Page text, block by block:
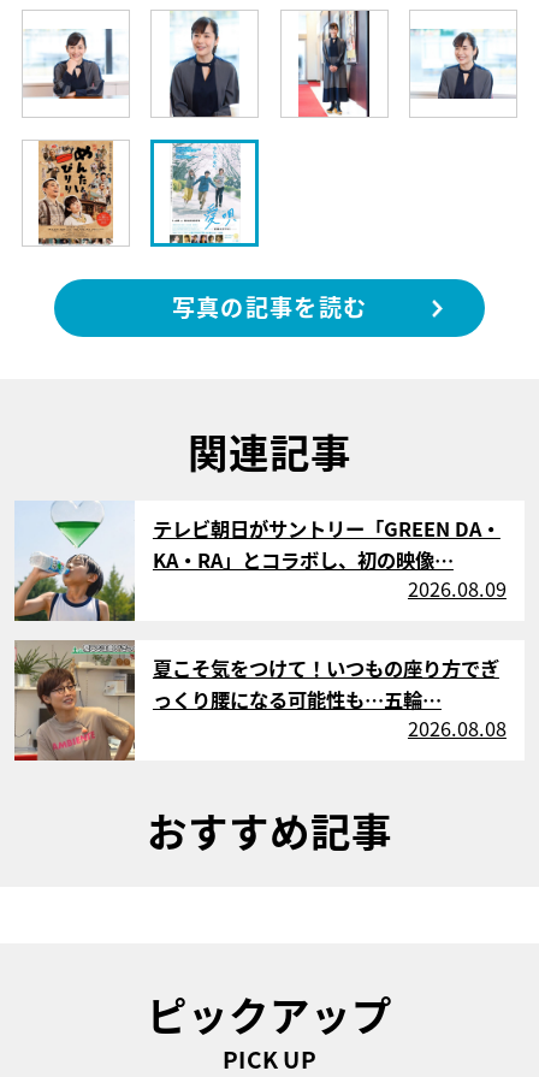
写真の記事を読む
関連記事
テレビ朝日がサントリー「GREEN DA・
KA・RA」とコラボし、初の映像…
2026.08.09
サムネイル
夏こそ気をつけて！いつもの座り方でぎ
っくり腰になる可能性も…五輪…
2026.08.08
おすすめ記事
ピックアップ
PICK UP